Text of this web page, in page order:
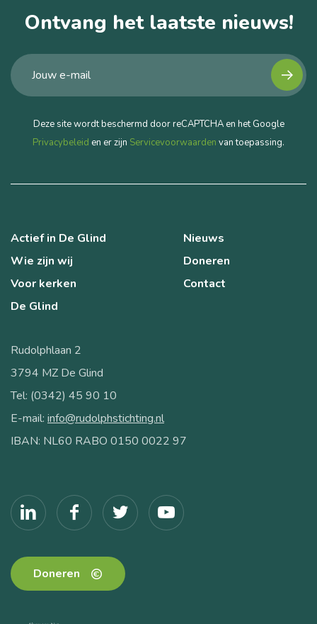
Ontvang het laatste nieuws!
Deze site wordt beschermd door reCAPTCHA en het Google
Privacybeleid en er zijn Servicevoorwaarden van toepassing.
Actief in De Glind
Wie zijn wij
Voor kerken
De Glind
Nieuws
Doneren
Contact
Rudolphlaan 2
3794 MZ De Glind
Tel: (0342) 45 90 10
E-mail: info@rudolphstichting.nl
IBAN: NL60 RABO 0150 0022 97
Doneren